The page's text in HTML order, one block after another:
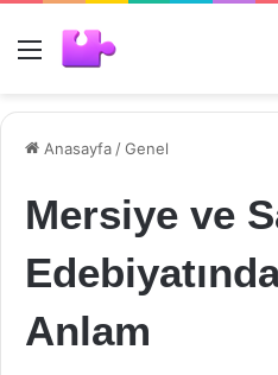
Menü
Anasayfa /Genel
Mersiye ve
Anlam